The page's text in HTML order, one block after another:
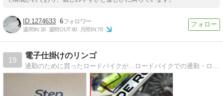
1274633 6
週間IN:18 週間OUT:90 月間IN:78
19
電子仕掛けのリンゴ